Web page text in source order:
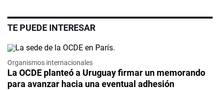
TE PUEDE INTERESAR
Organismos internacionales
La OCDE planteó a Uruguay firmar un memorando
para avanzar hacia una eventual adhesión